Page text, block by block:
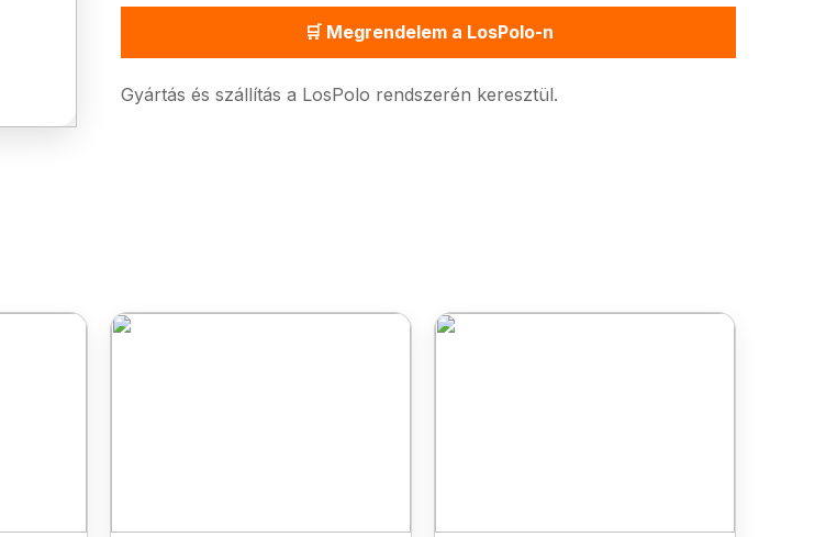
🛒 Megrendelem a LosPolo-n
Gyártás és szállítás a LosPolo rendszerén keresztül.